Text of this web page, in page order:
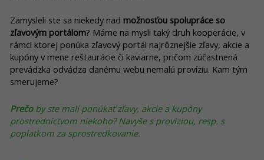
Zamysleli ste sa niekedy nad možnosťou spolupráce so
zľavovým portálom? Máme na mysli taký druh kooperácie, v
rámci ktorej ponúka zľavový portál najrôznejšie zľavy, akcie a
kupóny v mene reštaurácie či kaviarne, pričom zúčastnená
prevádzka odvádza danému webu nemalú províziu. Kam tým
smerujeme?
Prečoby ste mali ponúkať zľavy, akcie a kupóny
prostredníctvom niekoho? Navyše s províziou, resp. s
poplatkom za sprostredkovanie.